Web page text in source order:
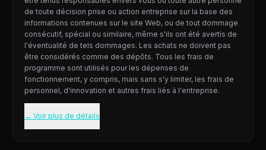
de toute décision prise ou action entreprise sur la base des
informations contenues sur le site Web, ou de tout dommage
consécutif, spécial ou similaire, même s'ils ont été avertis de
l'éventualité de tels dommages. Les achats ne doivent pas
être considérés comme des dépôts. Tous les frais de
programme sont utilisés pour les dépenses de
fonctionnement, y compris, mais sans s'y limiter, les frais de
personnel, d'innovation et autres frais liés à l'entreprise.
→ Voir plus de détails